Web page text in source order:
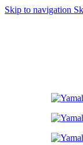
Skip to navigation